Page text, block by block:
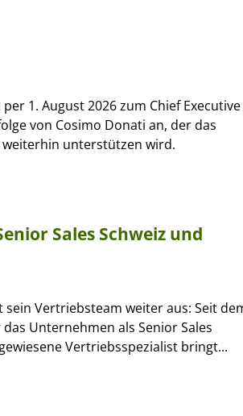
1. August 2026 zum Chief Executive
von Cosimo Donati an, der das
unterstützen wird.
Sales Schweiz und
sein Vertriebsteam weiter aus: Seit
Unternehmen als Senior Sales
Vertriebsspezialist bringt...